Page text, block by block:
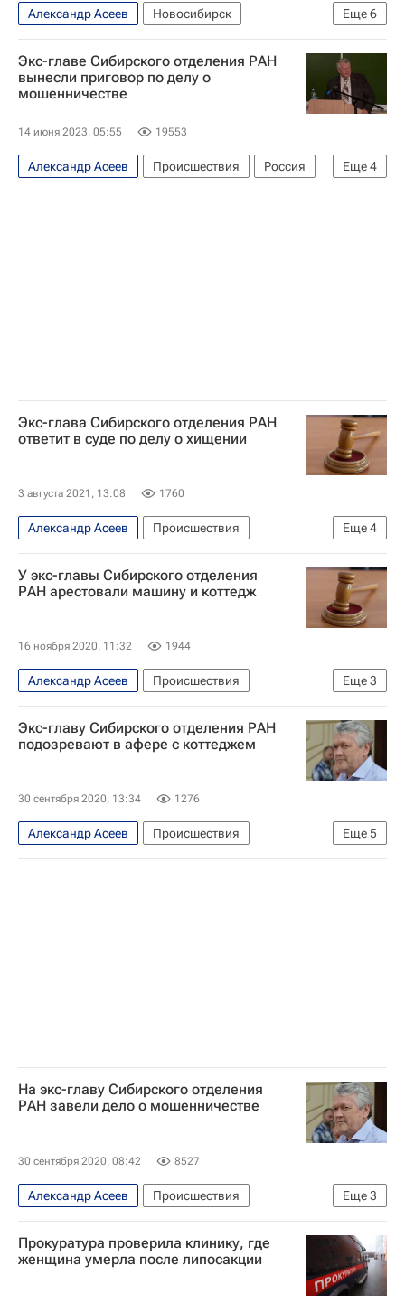
Еще6
Александр Асеев
Новосибирск
Российская академия наук
Новосибирский областной суд
Россия
Жилье
Загородная недвижимость
Происшествия
Экс-главе Сибирского отделения РАН
вынесли приговор по делу о
мошенничестве
14 июня 2023, 05:55 19553
Еще4
Александр Асеев Происшествия
Россия
Новосибирск
Сибирское отделение РАН
Экс-глава Сибирского отделения РАН
ответит в суде по делу о хищении
3 августа 2021, 13:08 1760
Еще4
Александр Асеев
Происшествия
Новосибирская область
Новосибирск
Российская академия наук
Россия
У экс-главы Сибирского отделения
РАН арестовали машину и коттедж
16 ноября 2020, 11:32 1944
Еще3
Александр Асеев
Происшествия
Новосибирск
Российская академия наук
Жилье
Экс-главу Сибирского отделения РАН
подозревают в афере с коттеджем
30 сентября 2020, 13:34 1276
Еще5
Александр Асеев
Происшествия
Следственный комитет России (СК РФ)
На экс-главу Сибирского отделения
РАН завели дело о мошенничестве
30 сентября 2020, 08:42 8527
Еще3
Александр Асеев
Происшествия
Новосибирск
Следственный комитет России (СК РФ)
Прокуратура проверила клинику, где
женщина умерла после липосакции